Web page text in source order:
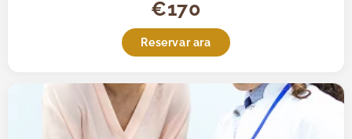
€170
Reservar ara